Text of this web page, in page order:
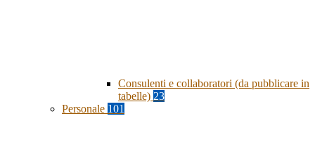
Consulenti e collaboratori (da pubblicare in
tabelle) 23
Personale 101